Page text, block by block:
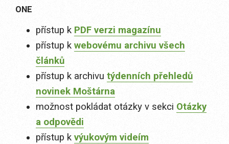
ONE
přístup k PDF verzi magazínu
přístup k webovému archivu všech
článků
přístup k archivu týdenních přehledů
novinek Moštárna
možnost pokládat otázky v sekci Otázky
a odpovědi
přístup k výukovým videím